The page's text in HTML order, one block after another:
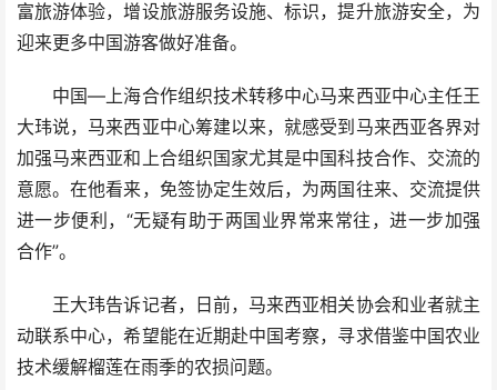
富旅游体验，增设旅游服务设施、标识，提升旅游安全，为
迎来更多中国游客做好准备。
中国—上海合作组织技术转移中心马来西亚中心主任王
大玮说，马来西亚中心筹建以来，就感受到马来西亚各界对
加强马来西亚和上合组织国家尤其是中国科技合作、交流的
意愿。在他看来，免签协定生效后，为两国往来、交流提供
进一步便利，“无疑有助于两国业界常来常往，进一步加强
合作”。
王大玮告诉记者，日前，马来西亚相关协会和业者就主
动联系中心，希望能在近期赴中国考察，寻求借鉴中国农业
技术缓解榴莲在雨季的农损问题。